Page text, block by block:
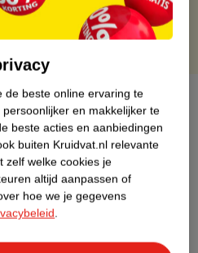
heeft (nog) geen Nature
de beste online ervaring te
en makkelijker te
beste acties en aanbiedingen
buiten Kruidvat.nl relevante
zelf welke cookies je
altijd aanpassen of
hoe we je gegevens
.